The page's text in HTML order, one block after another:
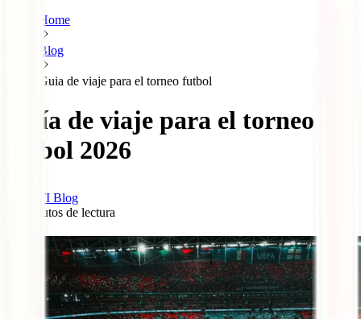
Home
Blog
Guia de viaje para el torneo futbol
Guía de viaje para el torneo de
fútbol 2026
IATI Blog
minutos de lectura